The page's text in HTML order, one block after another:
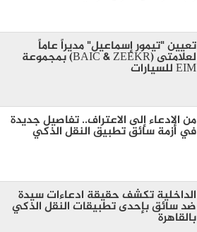
تعيين "تيمور إسماعيل" مديراً عاماً
لعلامتى (BAIC & ZEEKR) بمجموعة
EIM للسيارات
من الادعاء إلى الاعتراف.. تفاصيل جديدة
في أزمة سائق تطبيق النقل الذكي
الداخلية تكشف حقيقة ادعاءات سيدة
ضد سائق بإحدى تطبيقات النقل الذكي
بالقاهرة